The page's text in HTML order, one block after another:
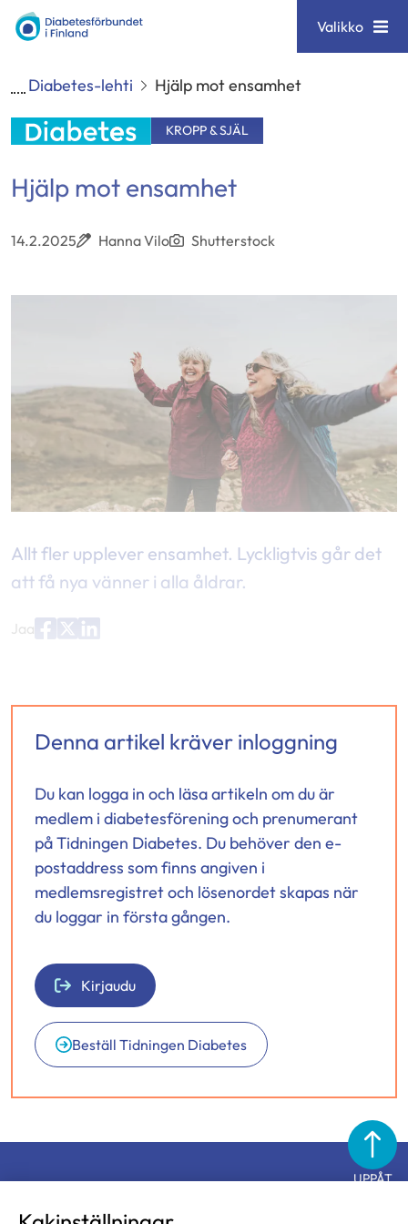
Siirry
sisältöön
Diabetesförbundet Valikko
Diabetes-lehti Hjälp mot ensamhet
KROPP & SJÄL
Hjälp mot ensamhet
14.2.2025 Hanna Vilo Shutterstock
Allt fler upplever ensamhet. Lyckligtvis går det
att få nya vänner i alla åldrar.
Jaa
Denna artikel kräver inloggning
Du kan logga in och läsa artikeln om du är
medlem i diabetesförening och prenumerant
på Tidningen Diabetes. Du behöver den e-
postaddress som finns angiven i
medlemsregistret och lösenordet skapas när
du loggar in första gången.
Kirjaudu
Beställ Tidningen Diabetes
UPPÅT